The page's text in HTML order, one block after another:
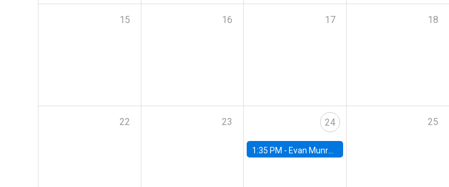
15 16 17 18
22 23 24
1:35 PM - Evan Munro, Neyman Visiting Assistant Professor in the Department of Statistics at UC Berkeley
25